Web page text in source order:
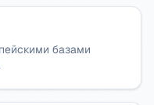
базами